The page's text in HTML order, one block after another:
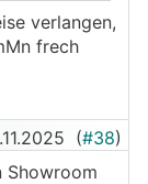
verlangen,
frech
(#38)
Showroom